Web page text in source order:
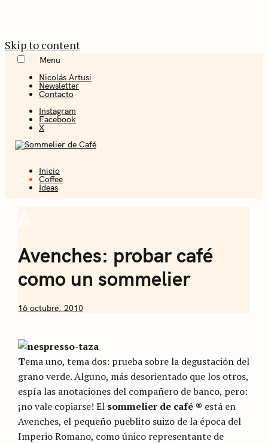
Skip to content
Menu
Nicolás Artusi
Newsletter
Contacto
Instagram
Facebook
X
Café
Coffee + Ideas
Inicio
Coffee
Ideas
Avenches: probar café
como un sommelier
by
16 octubre, 2010
Tema uno, tema dos: prueba sobre la degustación del
grano verde. Alguno, más desorientado que los otros,
espía las anotaciones del compañero de banco, pero:
¡no vale copiarse! El sommelier de café ® está en
Avenches, el pequeño pueblito suizo de la época del
Imperio Romano, como único representante de